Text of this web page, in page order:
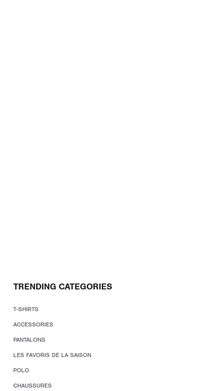
TRENDING CATEGORIES
T-SHIRTS
ACCESSORIES
PANTALONS
LES FAVORIS DE LA SAISON
POLO
CHAUSSURES